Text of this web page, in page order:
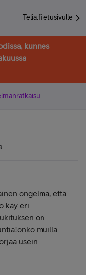
Telia.fi etusivulle
kunnes
ongelma, että
käy eri
on
muilla
usein